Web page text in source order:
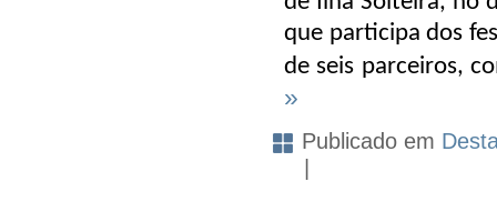
que participa dos
de seis parceiros,
»
Publicado em